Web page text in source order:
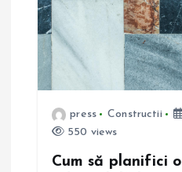
a
r
press Constructii
550 views
Cum să planifici